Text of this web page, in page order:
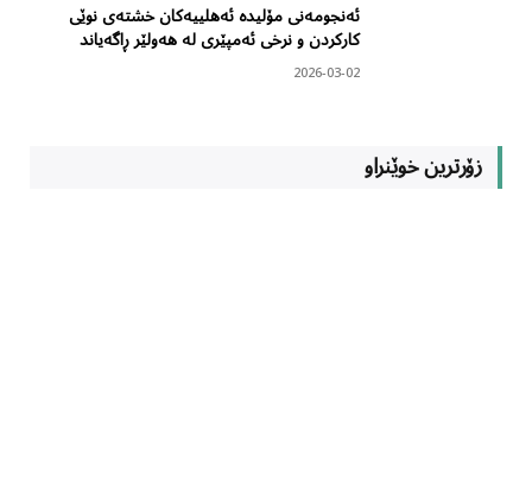
ئەنجومەنی مۆلیدە ئەهلییەکان خشتەی نوێی
کارکردن و نرخی ئەمپێری لە هەولێر ڕاگەیاند
2026-03-02
زۆرترین خوێنراو